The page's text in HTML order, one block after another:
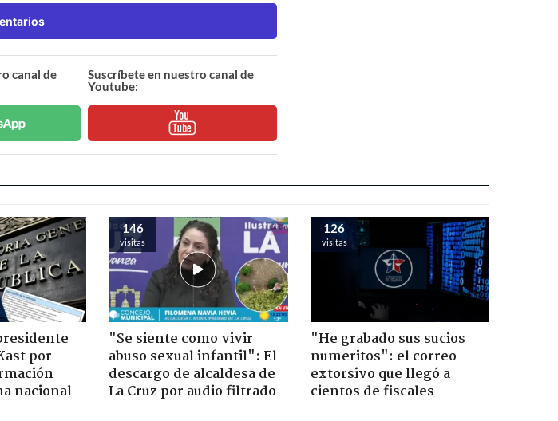
canal de
Suscríbete en nuestro canal de
Youtube:
por
nacional
146
visitas
"Se siente como vivir
abuso sexual infantil": El
descargo de alcaldesa de
La Cruz por audio filtrado
126
visitas
"He grabado sus sucios
numeritos": el correo
extorsivo que llegó a
cientos de fiscales